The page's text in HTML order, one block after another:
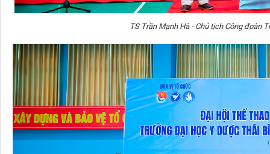
TS Trần Mạnh Hà - Chủ tịch Công đoàn